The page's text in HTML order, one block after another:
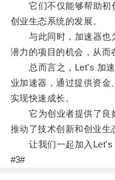
它们不仅能够帮助初
创业生态系统的发展。
与此同时，加速器也
潜力的项目的机会，从而
总而言之，Let's 加速
业加速器，通过提供资金
实现快速成长。
它为创业者提供了良
推动了技术创新和创业生
让我们一起加入Let's
#3#